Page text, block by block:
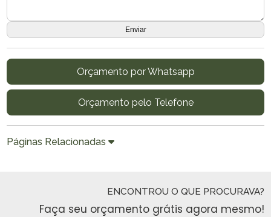
Orçamento por Whatsapp
Orçamento pelo Telefone
Páginas Relacionadas
ENCONTROU O QUE PROCURAVA?
Faça seu orçamento grátis agora mesmo!